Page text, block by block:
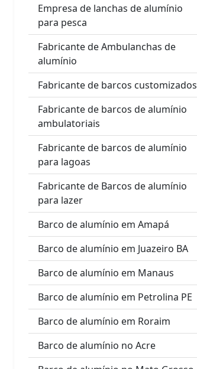
Empresa de lanchas de alumínio
para pesca
Fabricante de Ambulanchas de
alumínio
Fabricante de barcos customizados
Fabricante de barcos de alumínio
ambulatoriais
Fabricante de barcos de alumínio
para lagoas
Fabricante de Barcos de alumínio
para lazer
Barco de alumínio em Amapá
Barco de alumínio em Juazeiro BA
Barco de alumínio em Manaus
Barco de alumínio em Petrolina PE
Barco de alumínio em Roraim
Barco de alumínio no Acre